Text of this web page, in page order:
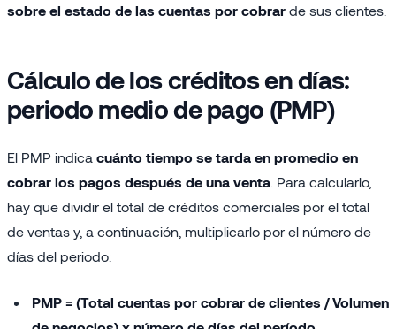
sobre el estado de las cuentas por cobrar de sus clientes.
Cálculo de los créditos en días:
periodo medio de pago (PMP)
El PMP indica cuánto tiempo se tarda en promedio en
cobrar los pagos después de una venta . Para calcularlo,
hay que dividir el total de créditos comerciales por el total
de ventas y, a continuación, multiplicarlo por el número de
días del periodo:
PMP = (Total cuentas por cobrar de clientes / Volumen